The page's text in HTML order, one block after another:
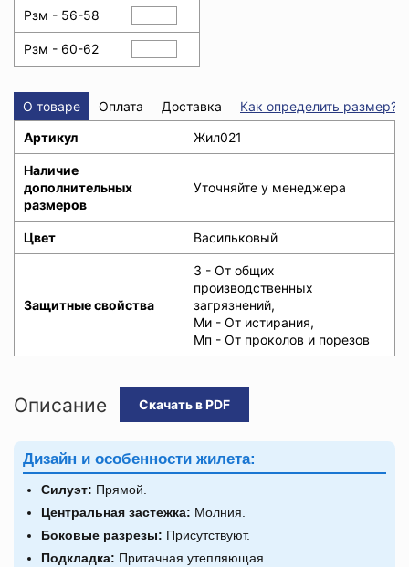
Рзм - 56-58
Рзм - 60-62
О товаре Оплата Доставка
Как определить размер?
Артикул
Жил021
Наличие
дополнительных
размеров
Уточняйте у менеджера
Цвет Васильковый
Защитные свойства
З - От общих
производственных
загрязнений,
Ми - От истирания,
Мп - От проколов и порезов
Описание Скачать в PDF
Дизайн и особенности жилета:
Силуэт: Прямой.
Центральная застежка: Молния.
Боковые разрезы: Присутствуют.
Подкладка: Притачная утепляющая.